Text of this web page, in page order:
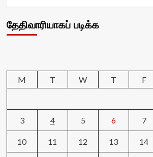
தேதிவாரியாகப் படிக்க
M
T W T F
3 4 5 6 7
10 11 12 13 14